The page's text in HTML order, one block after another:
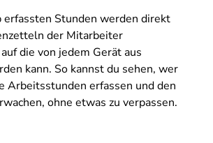
Stunden werden direkt
der Mitarbeiter
die von jedem Gerät aus
kann. So kannst du sehen, wer
Arbeitsstunden erfassen und den
ohne etwas zu verpassen.